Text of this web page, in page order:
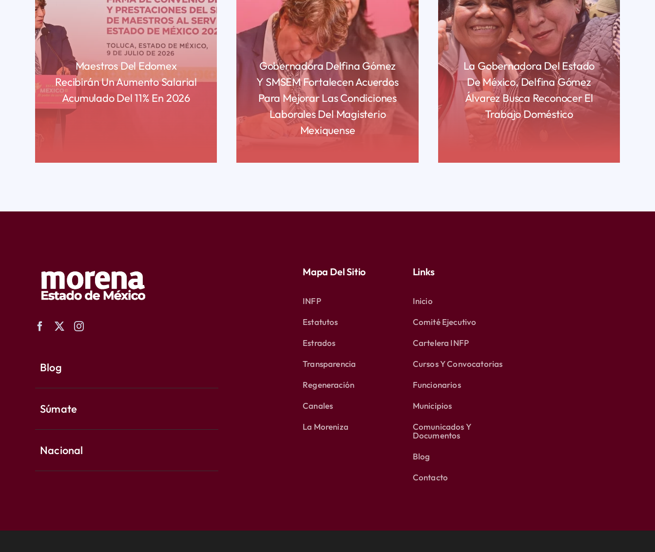
Maestros Del Edomex
Recibirán Un Aumento Salarial
Acumulado Del 11% En 2026
Gobernadora Delfina Gómez
Y SMSEM Fortalecen Acuerdos
Para Mejorar Las Condiciones
Laborales Del Magisterio
Mexiquense
La Gobernadora Del Estado
De México, Delfina Gómez
Álvarez Busca Reconocer El
Trabajo Doméstico
READ MORE
Blog
Súmate
Nacional
Mapa Del Sitio
INFP
Estatutos
Estrados
Transparencia
Regeneración
Canales
La Moreniza
Links
Inicio
Comité Ejecutivo
Cartelera INFP
Cursos Y Convocatorias
Funcionarios
Municipios
Comunicados Y
Documentos
Blog
Contacto